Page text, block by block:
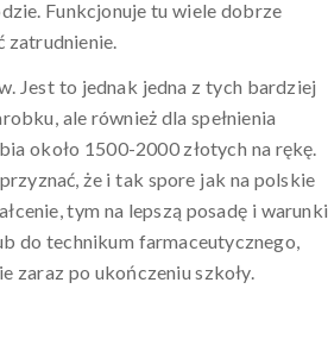
Funkcjonuje tu wiele dobrze
zatrudnienie.
Jest to jednak jedna z tych bardziej
ale również dla spełnienia
około 1500-2000 złotych na rękę.
że i tak spore jak na polskie
tym na lepszą posadę i warunki
do technikum farmaceutycznego,
zaraz po ukończeniu szkoły.